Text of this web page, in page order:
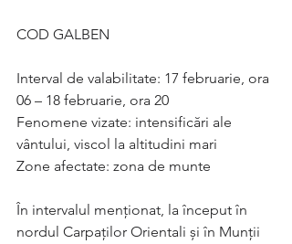
COD GALBEN
Interval de valabilitate: 17 februarie, ora
06 – 18 februarie, ora 20
Fenomene vizate: intensificări ale
vântului, viscol la altitudini mari
Zone afectate: zona de munte
În intervalul menționat, la început în
nordul Carpaților Orientali și în Munții